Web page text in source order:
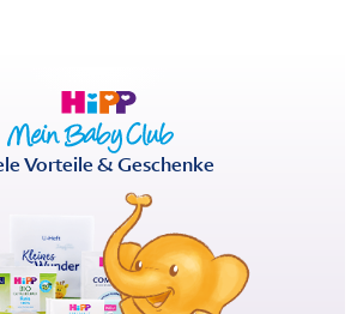
Vorteile & Geschenke